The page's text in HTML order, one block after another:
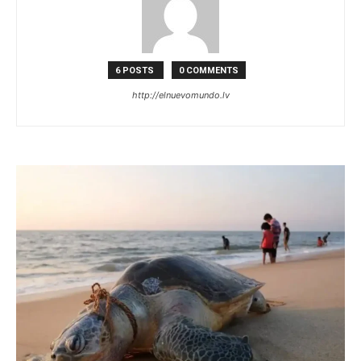
6 POSTS 0 COMMENTS
http://elnuevomundo.lv